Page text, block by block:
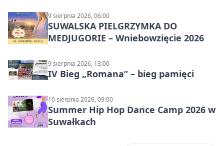
9 sierpnia 2026, 06:00
SUWALSKA PIELGRZYMKA DO
MEDJUGORIE – Wniebowzięcie 2026
9 sierpnia 2026, 13:00
IV Bieg „Romana” – bieg pamięci
10 sierpnia 2026, 09:00
Summer Hip Hop Dance Camp 2026 w
Suwałkach